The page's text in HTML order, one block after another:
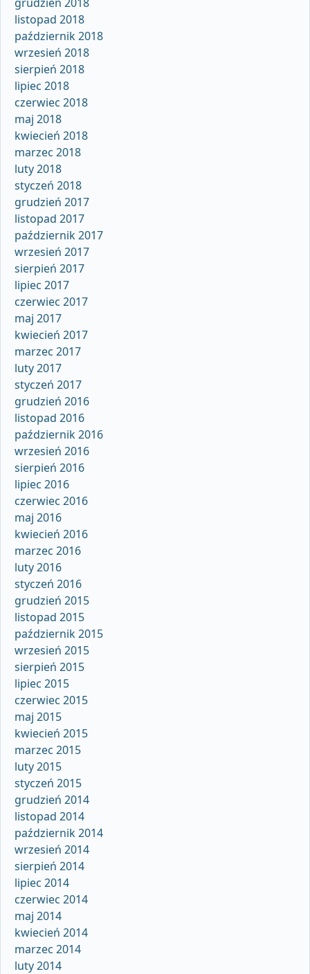
listopad 2018
październik 2018
wrzesień 2018
sierpień 2018
lipiec 2018
czerwiec 2018
maj 2018
kwiecień 2018
marzec 2018
luty 2018
styczeń 2018
grudzień 2017
listopad 2017
październik 2017
wrzesień 2017
sierpień 2017
lipiec 2017
czerwiec 2017
maj 2017
kwiecień 2017
marzec 2017
luty 2017
styczeń 2017
grudzień 2016
listopad 2016
październik 2016
wrzesień 2016
sierpień 2016
lipiec 2016
czerwiec 2016
maj 2016
kwiecień 2016
marzec 2016
luty 2016
styczeń 2016
grudzień 2015
listopad 2015
październik 2015
wrzesień 2015
sierpień 2015
lipiec 2015
czerwiec 2015
maj 2015
kwiecień 2015
marzec 2015
luty 2015
styczeń 2015
grudzień 2014
listopad 2014
październik 2014
wrzesień 2014
sierpień 2014
lipiec 2014
czerwiec 2014
maj 2014
kwiecień 2014
marzec 2014
luty 2014